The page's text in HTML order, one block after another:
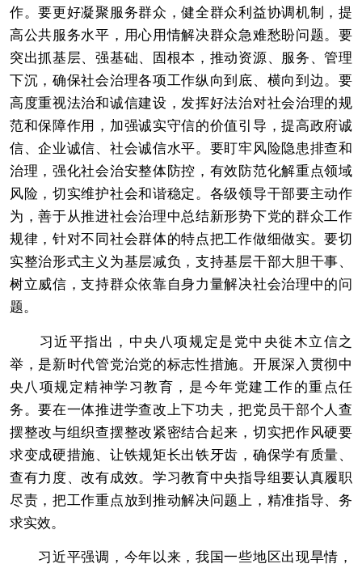
作。要更好凝聚服务群众，健全群众利益协调机制，提
高公共服务水平，用心用情解决群众急难愁盼问题。要
突出抓基层、强基础、固根本，推动资源、服务、管理
下沉，确保社会治理各项工作纵向到底、横向到边。要
高度重视法治和诚信建设，发挥好法治对社会治理的规
范和保障作用，加强诚实守信的价值引导，提高政府诚
信、企业诚信、社会诚信水平。要盯牢风险隐患排查和
治理，强化社会治安整体防控，有效防范化解重点领域
风险，切实维护社会和谐稳定。各级领导干部要主动作
为，善于从推进社会治理中总结新形势下党的群众工作
规律，针对不同社会群体的特点把工作做细做实。要切
实整治形式主义为基层减负，支持基层干部大胆干事、
树立威信，支持群众依靠自身力量解决社会治理中的问
题。
习近平指出，中央八项规定是党中央徙木立信之
举，是新时代管党治党的标志性措施。开展深入贯彻中
央八项规定精神学习教育，是今年党建工作的重点任
务。要在一体推进学查改上下功夫，把党员干部个人查
摆整改与组织查摆整改紧密结合起来，切实把作风硬要
求变成硬措施、让铁规矩长出铁牙齿，确保学有质量、
查有力度、改有成效。学习教育中央指导组要认真履职
尽责，把工作重点放到推动解决问题上，精准指导、务
求实效。
习近平强调，今年以来，我国一些地区出现旱情，